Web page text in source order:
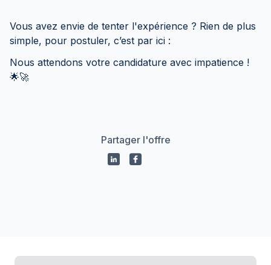
Vous avez envie de tenter l'expérience ? Rien de plus
simple, pour postuler, c’est par ici :
Nous attendons votre candidature avec impatience !
🌟🚀
Partager l'offre